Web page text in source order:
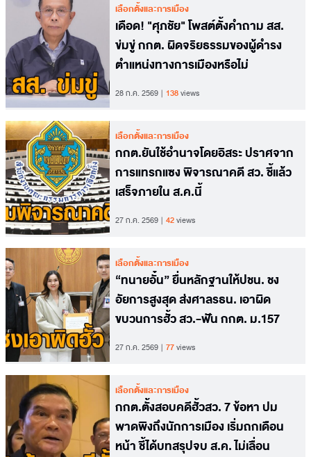
เลือกตั้งและการเมือง
เดือด! "ศุภชัย" โพสต์ตั้งคำถาม สส.
ข่มขู่ กกต. ผิดจริยธรรมของผู้ดำรง
ตำแหน่งทางการเมืองหรือไม่
28 ก.ค. 2569 138views
เลือกตั้งและการเมือง
กกต.ยันใช้อำนาจโดยอิสระ ปราศจาก
การแทรกแซง พิจารณาคดี สว. ชี้แล้ว
เสร็จภายใน ส.ค.นี้
27 ก.ค. 2569 42views
เลือกตั้งและการเมือง
“ทนายอั๋น” ยื่นหลักฐานให้ปชน. ชง
อัยการสูงสุด ส่งศาลรธน. เอาผิด
ขบวนการฮั้ว สว.-ฟัน กกต. ม.157
27 ก.ค. 2569 77views
เลือกตั้งและการเมือง
กกต.ตั้งสอบคดีฮั้วสว. 7 ข้อหา ปม
พาดพิงถึงนักการเมือง เริ่มถกเดือน
หน้า ชี้ได้บทสรุปจบ ส.ค. ไม่เลื่อน